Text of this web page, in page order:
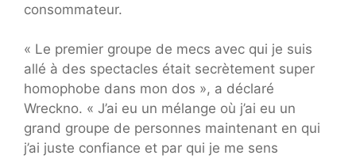
consommateur.
« Le premier groupe de mecs avec qui je suis
allé à des spectacles était secrètement super
homophobe dans mon dos », a déclaré
Wreckno. « J’ai eu un mélange où j’ai eu un
grand groupe de personnes maintenant en qui
j’ai juste confiance et par qui je me sens